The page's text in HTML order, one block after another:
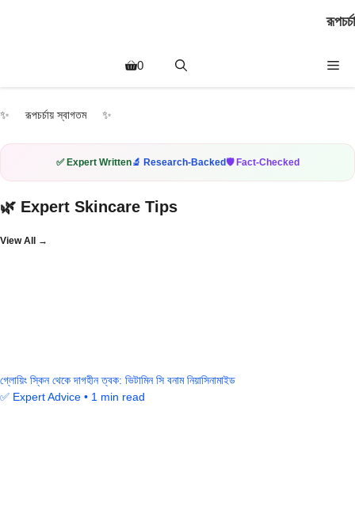
রূপচর্চা
0
✨ রূপচর্চায় স্বাগতম ✨
✅ Expert Written🔬 Research-Backed 🛡️ Fact-Checked
🌿 Expert Skincare Tips
View All →
গ্লোয়িং স্কিন থেকে দাগহীন ত্বক: ভিটামিন সি বনাম নিয়াসিনামাইড
✅ Expert Advice • 1 min read